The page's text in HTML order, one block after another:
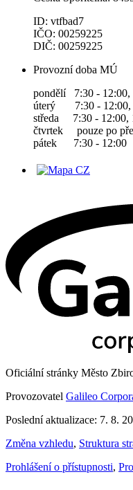
ID: vtfbad7
IČO: 00259225
DIČ: 00259225
Provozní doba MÚ
pondělí 7:30 - 12:00,
úterý 7:30 - 12:00,
středa 7:30 - 12:00,
čtvrtek pouze po
pátek 7:30 - 12:00
Oficiální stránky Město
Provozovatel Galileo
Poslední aktualizace: 7. 8.
Změna vzhledu, Struktura
Prohlášení o přístupnosti,